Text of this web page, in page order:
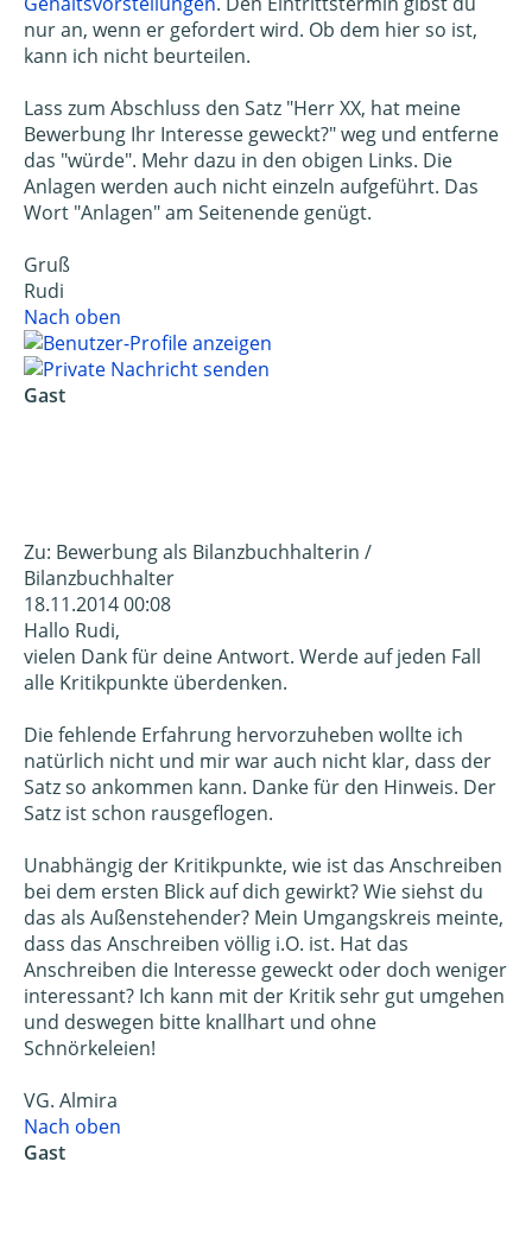
nur an, wenn er gefordert wird. Ob dem hier so ist,
kann ich nicht beurteilen.
Lass zum Abschluss den Satz "Herr XX, hat meine
Bewerbung Ihr Interesse geweckt?" weg und entferne
das "würde". Mehr dazu in den obigen Links. Die
Anlagen werden auch nicht einzeln aufgeführt. Das
Wort "Anlagen" am Seitenende genügt.
Gruß
Rudi
Nach oben
Gast
Zu: Bewerbung als Bilanzbuchhalterin /
Bilanzbuchhalter
18.11.2014 00:08
Hallo Rudi,
vielen Dank für deine Antwort. Werde auf jeden Fall
alle Kritikpunkte überdenken.
Die fehlende Erfahrung hervorzuheben wollte ich
natürlich nicht und mir war auch nicht klar, dass der
Satz so ankommen kann. Danke für den Hinweis. Der
Satz ist schon rausgeflogen.
Unabhängig der Kritikpunkte, wie ist das Anschreiben
bei dem ersten Blick auf dich gewirkt? Wie siehst du
das als Außenstehender? Mein Umgangskreis meinte,
dass das Anschreiben völlig i.O. ist. Hat das
Anschreiben die Interesse geweckt oder doch weniger
interessant? Ich kann mit der Kritik sehr gut umgehen
und deswegen bitte knallhart und ohne
Schnörkeleien!
VG. Almira
Nach oben
Gast